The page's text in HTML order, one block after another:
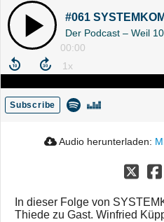
Der Podcast – Weil
00:00
Subscribe
Audio herunterladen:
In dieser Folge von
Thiede zu Gast. Winfried